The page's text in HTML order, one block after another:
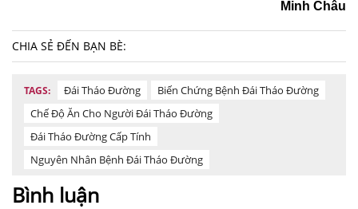
Minh Châu
CHIA SẺ ĐẾN BẠN BÈ:
TAGS: Đái Tháo Đường
Biến Chứng Bệnh Đái Tháo Đường
Chế Độ Ăn Cho Người Đái Tháo Đường
Đái Tháo Đường Cấp Tính
Nguyên Nhân Bệnh Đái Tháo Đường
Bình luận